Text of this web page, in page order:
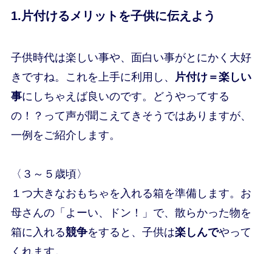
1.片付けるメリットを子供に伝えよう
子供時代は楽しい事や、面白い事がとにかく大好
きですね。これを上手に利用し、
片付け＝楽しい
事にしちゃえば良いのです。どうやってする
の！？って声が聞こえてきそうではありますが、
一例をご紹介します。
〈３～５歳頃〉
１つ大きなおもちゃを入れる箱を準備します。お
母さんの「よーい、ドン！」で、散らかった物を
箱に入れる競争をすると、子供は楽しんでやって